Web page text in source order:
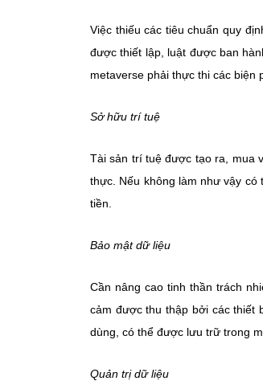
Việc thiếu các tiêu chuẩn quy
được thiết lập, luật được ban
metaverse phải thực thi các biện
Sở hữu trí tuệ
Tài sản trí tuệ được tạo ra, mua
thực. Nếu không làm như vậy có
tiền.
Bảo mật dữ liệu
Cần nâng cao tinh thần trách
cảm được thu thập bởi các thiết
dùng, có thể được lưu trữ trong
Quản trị dữ liệu